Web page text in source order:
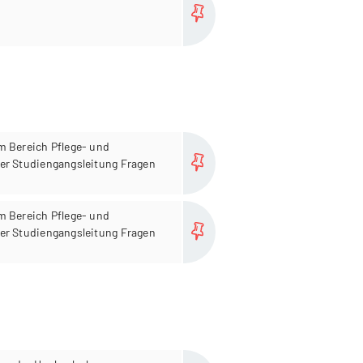
Bereich Pflege- und
Studiengangsleitung Fragen
Bereich Pflege- und
Studiengangsleitung Fragen